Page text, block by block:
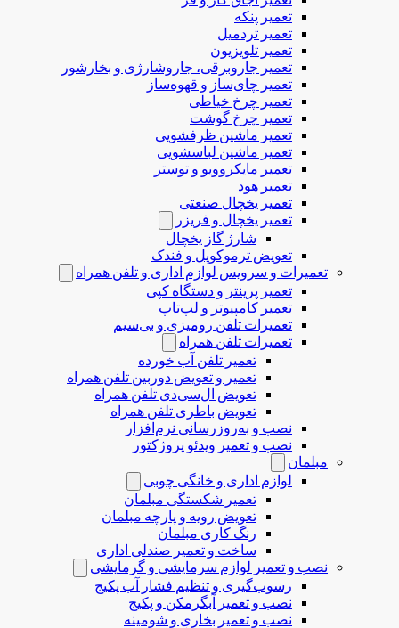
تعمیر پنکه
تعمیر تردمیل
تعمیر تلویزیون
تعمیر جاروبرقی، جاروشارژی و بخارشور
تعمیر چای‌ساز و قهوه‌ساز
تعمیر چرخ خیاطی
تعمیر چرخ گوشت
تعمیر ماشین ظرفشویی
تعمیر ماشین لباسشویی
تعمیر مایکروویو و توستر
تعمیر هود
تعمیر یخچال صنعتی
تعمیر یخچال و فریزر
شارژ گاز یخچال
تعویض ترموکوپل و فندک
تعمیرات و سرویس لوازم اداری و تلفن همراه
تعمیر پرینتر و دستگاه کپی
تعمیر کامپیوتر و لپ‌تاپ
تعمیرات تلفن رومیزی و بی‌سیم
تعمیرات تلفن همراه
تعمیر تلفن آب خورده
تعمیر و تعویض دوربین تلفن همراه
تعویض ال‌سی‌دی تلفن همراه
تعویض باطری تلفن همراه
نصب و به‌روزرسانی نرم‌افزار
نصب و تعمیر ویدئو پروژکتور
مبلمان
لوازم اداری و خانگی چوبی
تعمیر شکستگی مبلمان
تعویض رویه و پارچه مبلمان
رنگ کاری مبلمان
ساخت و تعمیر صندلی اداری
نصب و تعمیر لوازم سرمایشی و گرمایشی
رسوب‌گیری و تنظیم فشار آب پکیج
نصب و تعمیر آبگرمکن و پکیج
نصب و تعمیر بخاری و شومینه